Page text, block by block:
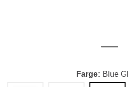
Farge Blue